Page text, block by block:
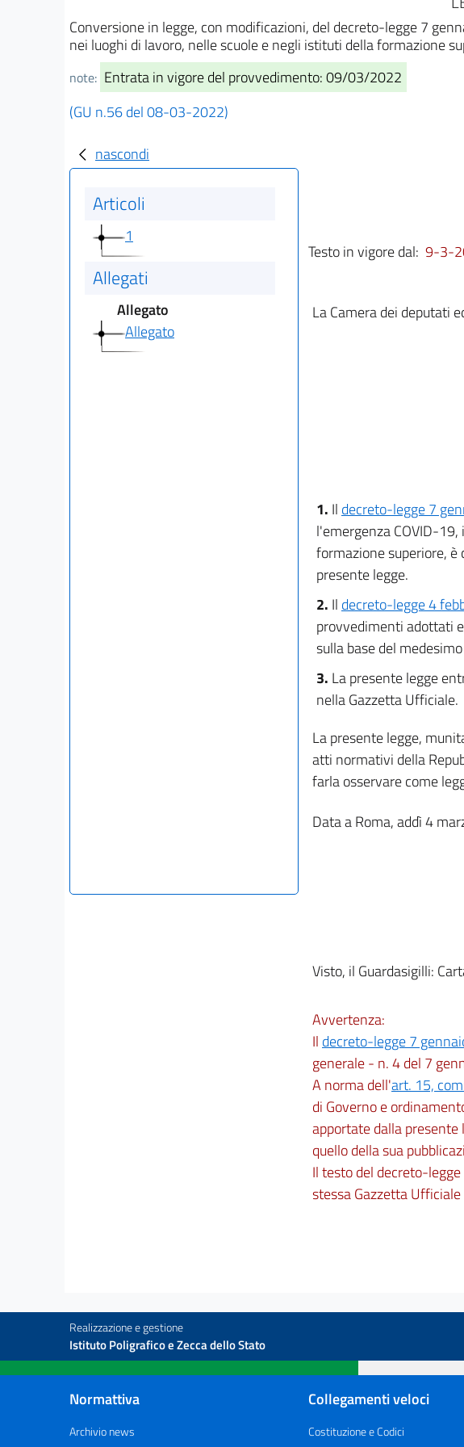
Conversione in legge, con modificazioni, del decreto-legge 7
nei luoghi di lavoro, nelle scuole e negli istituti della formazione
note: Entrata in vigore del provvedimento: 09/03/2022
(GU n.56 del 08-03-2022)
nascondi
Articoli
1
Allegati
Allegato
Allegato
Testo in vigore dal: 9-3-
La Camera dei deputati
1. Il decreto-legge 7
l'emergenza COVID-
formazione superiore,
presente legge.
2. Il decreto-legge 4
provvedimenti adottati
sulla base del medesimo
3. La presente legge
nella Gazzetta Ufficiale.
La presente legge,
atti normativi della
farla osservare come
Data a Roma, addì 4
Visto, il Guardasigilli:
Avvertenza:
Il decreto-legge 7
generale - n. 4 del 7
A norma dell'art. 15,
di Governo e
apportate dalla
quello della sua
Il testo del decreto-
stessa Gazzetta
Realizzazione e gestione
Istituto Poligrafico e Zecca dello Stato
Normattiva
Archivio news
Collegamenti veloci
Costituzione e Codici